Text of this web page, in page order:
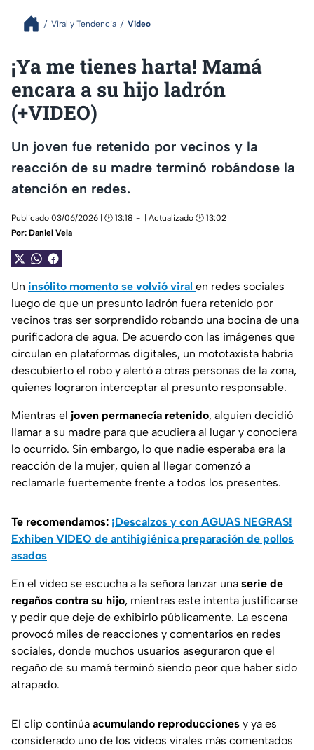
Viral y Tendencia Video
¡Ya me tienes harta! Mamá
encara a su hijo ladrón
(+VIDEO)
Un joven fue retenido por vecinos y la
reacción de su madre terminó robándose la
atención en redes.
Publicado 03/06/2026 | 🕑 13:18
| Actualizado 🕑 13:02
Por: Daniel Vela
Un insólito momento se volvió viral en redes sociales
luego de que un presunto ladrón fuera retenido por
vecinos tras ser sorprendido robando una bocina de una
purificadora de agua. De acuerdo con las imágenes que
circulan en plataformas digitales, un mototaxista habría
descubierto el robo y alertó a otras personas de la zona,
quienes lograron interceptar al presunto responsable.
Mientras el joven permanecía retenido, alguien decidió
llamar a su madre para que acudiera al lugar y conociera
lo ocurrido. Sin embargo, lo que nadie esperaba era la
reacción de la mujer, quien al llegar comenzó a
reclamarle fuertemente frente a todos los presentes.
Te recomendamos: ¡Descalzos y con AGUAS NEGRAS!
Exhiben VIDEO de antihigiénica preparación de pollos
asados
En el video se escucha a la señora lanzar una serie de
regaños contra su hijo, mientras este intenta justificarse
y pedir que deje de exhibirlo públicamente. La escena
provocó miles de reacciones y comentarios en redes
sociales, donde muchos usuarios aseguraron que el
regaño de su mamá terminó siendo peor que haber sido
atrapado.
El clip continúa acumulando reproducciones y ya es
considerado uno de los videos virales más comentados